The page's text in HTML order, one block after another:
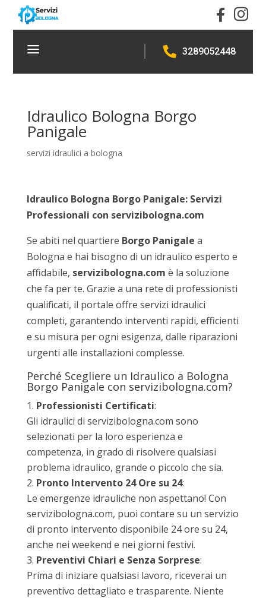
 
a  3289052448
Idraulico Bologna Borgo
Panigale
servizi idraulici a bologna
Idraulico Bologna Borgo Panigale: Servizi
Professionali con servizibologna.com
Se abiti nel quartiere Borgo Panigale a
Bologna e hai bisogno di un idraulico esperto e
affidabile, servizibologna.com è la soluzione
che fa per te. Grazie a una rete di professionisti
qualificati, il portale offre servizi idraulici
completi, garantendo interventi rapidi, efficienti
e su misura per ogni esigenza, dalle riparazioni
urgenti alle installazioni complesse.
Perché Scegliere un Idraulico a Bologna
Borgo Panigale con servizibologna.com?
Professionisti Certificati:
Gli idraulici di servizibologna.com sono
selezionati per la loro esperienza e
competenza, in grado di risolvere qualsiasi
problema idraulico, grande o piccolo che sia.
Pronto Intervento 24 Ore su 24:
Le emergenze idrauliche non aspettano! Con
servizibologna.com, puoi contare su un servizio
di pronto intervento disponibile 24 ore su 24,
anche nei weekend e nei giorni festivi.
Preventivi Chiari e Senza Sorprese:
Prima di iniziare qualsiasi lavoro, riceverai un
preventivo dettagliato e trasparente. Niente